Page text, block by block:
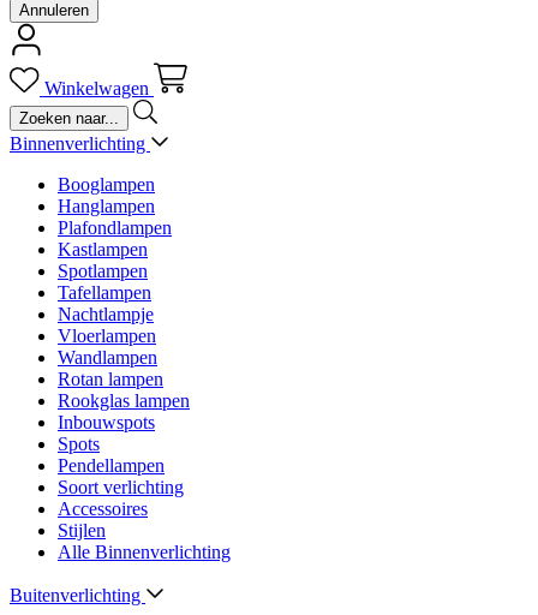
Annuleren
Winkelwagen
Binnenverlichting
Booglampen
Hanglampen
Plafondlampen
Kastlampen
Spotlampen
Tafellampen
Nachtlampje
Vloerlampen
Wandlampen
Rotan lampen
Rookglas lampen
Inbouwspots
Spots
Pendellampen
Soort verlichting
Accessoires
Stijlen
Alle Binnenverlichting
Buitenverlichting